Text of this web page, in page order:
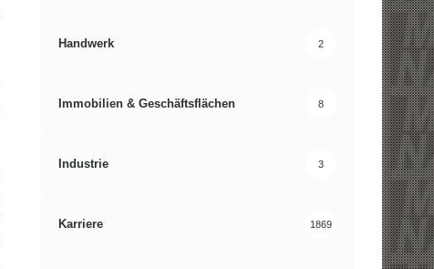
Handwerk 2
Immobilien & Geschäftsflächen 8
Industrie 3
Karriere 1869